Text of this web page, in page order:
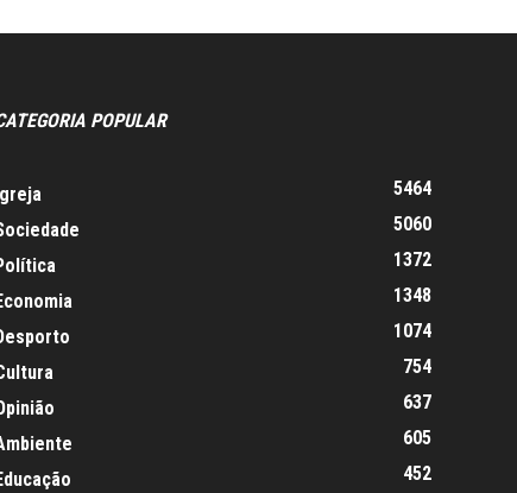
POPULAR
5464
5060
1372
1348
1074
754
637
605
452